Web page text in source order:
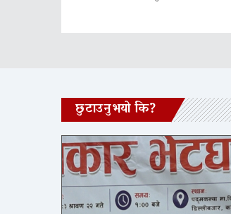
छुटाउनुभयो कि?